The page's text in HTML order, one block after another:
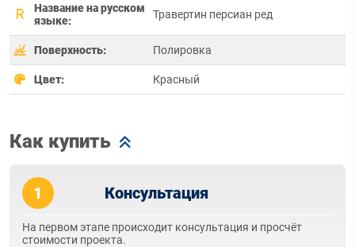
Название на русском
языке:
Травертин персиан ред
Поверхность: Полировка
Цвет: Красный
Как купить
1 Консультация
На первом этапе происходит консультация и просчёт
стоимости проекта.